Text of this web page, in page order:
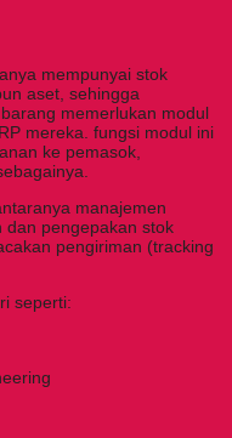
mempunyai stok
aset, sehingga
memerlukan modul
mereka. fungsi modul ini
ke pemasok,
manajemen
dan pengepakan stok
pengiriman (tracking
seperti: